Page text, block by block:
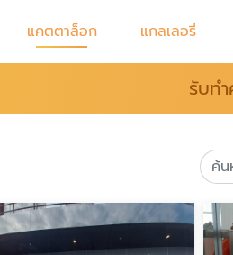
แคตตาล็อก แกลเลอรี่
รับท